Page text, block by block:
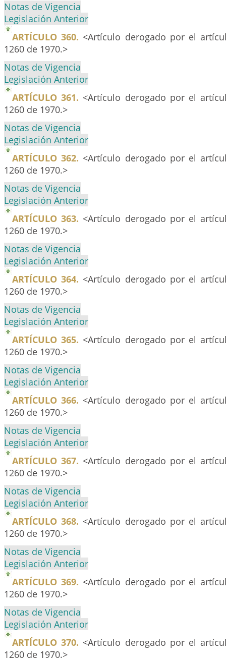
Notas de Vigencia
Legislación Anterior
ARTÍCULO 360. <Artículo derogado por el
1260 de 1970.>
Notas de Vigencia
Legislación Anterior
ARTÍCULO 361. <Artículo derogado por el
1260 de 1970.>
Notas de Vigencia
Legislación Anterior
ARTÍCULO 362. <Artículo derogado por el
1260 de 1970.>
Notas de Vigencia
Legislación Anterior
ARTÍCULO 363. <Artículo derogado por el
1260 de 1970.>
Notas de Vigencia
Legislación Anterior
ARTÍCULO 364. <Artículo derogado por el
1260 de 1970.>
Notas de Vigencia
Legislación Anterior
ARTÍCULO 365. <Artículo derogado por el
1260 de 1970.>
Notas de Vigencia
Legislación Anterior
ARTÍCULO 366. <Artículo derogado por el
1260 de 1970.>
Notas de Vigencia
Legislación Anterior
ARTÍCULO 367. <Artículo derogado por el
1260 de 1970.>
Notas de Vigencia
Legislación Anterior
ARTÍCULO 368. <Artículo derogado por el
1260 de 1970.>
Notas de Vigencia
Legislación Anterior
ARTÍCULO 369. <Artículo derogado por el
1260 de 1970.>
Notas de Vigencia
Legislación Anterior
ARTÍCULO 370. <Artículo derogado por el
1260 de 1970.>